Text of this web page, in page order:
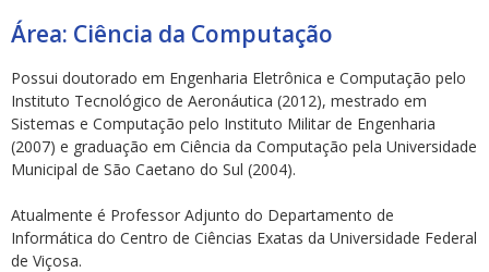
Área: Ciência da Computação
Possui doutorado em Engenharia Eletrônica e Computação pelo
Instituto Tecnológico de Aeronáutica (2012), mestrado em
Sistemas e Computação pelo Instituto Militar de Engenharia
(2007) e graduação em Ciência da Computação pela Universidade
Municipal de São Caetano do Sul (2004).
Atualmente é Professor Adjunto do Departamento de
Informática do Centro de Ciências Exatas da Universidade Federal
de Viçosa.